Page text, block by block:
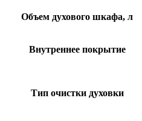
Объем духового шкафа, л
Внутреннее покрытие
Тип очистки духовки